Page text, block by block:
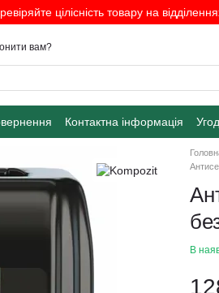
цілісність товару на
вам?
Контактна інформація
В